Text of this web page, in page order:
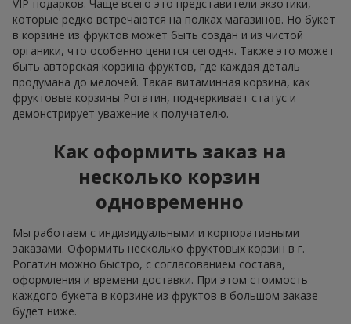
VIP-подарков. Чаще всего это представители экзотики,
которые редко встречаются на полках магазинов. Но букет
в корзине из фруктов может быть создан и из чистой
органики, что особенно ценится сегодня. Также это может
быть авторская корзина фруктов, где каждая деталь
продумана до мелочей. Такая витаминная корзина, как
фруктовые корзины Рогатин, подчеркивает статус и
демонстрирует уважение к получателю.
Как оформить заказ на
несколько корзин
одновременно
Мы работаем с индивидуальными и корпоративными
заказами. Оформить несколько фруктовых корзин в г.
Рогатин можно быстро, с согласованием состава,
оформления и времени доставки. При этом стоимость
каждого букета в корзине из фруктов в большом заказе
будет ниже.